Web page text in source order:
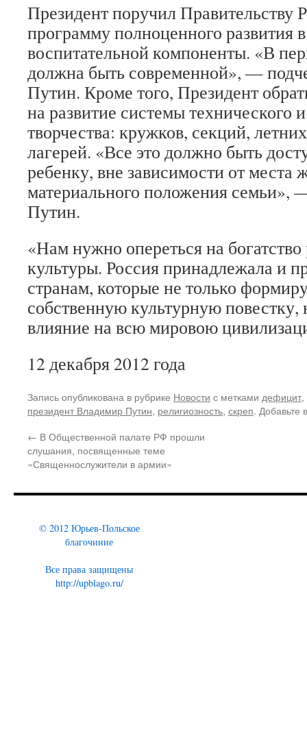
Президент поручил Правительству
программу полноценного развития
воспитательной компоненты. «В
должна быть современной», —
Путин. Кроме того, Президент
на развитие системы технического
творчества: кружков, секций,
лагерей. «Все это должно быть
ребенку, вне зависимости от места
материального положения семьи»,
Путин.
«Нам нужно опереться на
культуры. Россия принадлежала и
странам, которые не только
собственную культурную
влияние на всю мировою
12 декабря 2012 года
Запись опубликована в рубрике Новости с метками дефицит,
президент Владимир Путин, религиозность, скреп. Добавьте
← В Общественной палате РФ прошли
слушания, посвященные теме
«Священнослужители в армии»
© 2012 Юрьев-Польское
благочиние
Все права защищены
http://upblago.ru/